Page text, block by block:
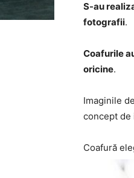
S-au
fotografii.
Coafurile
oricine.
Imaginile
concept de
Coafură